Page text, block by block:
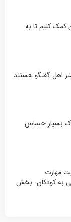
کمک کنیم تا به
اهل گفتگو هستند
بسیار حساس
مهارت
به کودکان- بخش